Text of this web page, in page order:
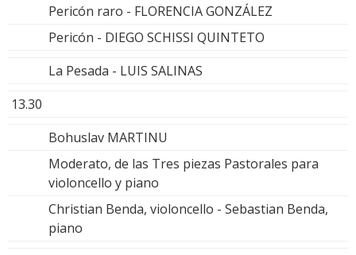
Pericón raro - FLORENCIA GONZÁLEZ
Pericón - DIEGO SCHISSI QUINTETO
La Pesada - LUIS SALINAS
13.30
Bohuslav MARTINU
Moderato, de las Tres piezas Pastorales para
violoncello y piano
Christian Benda, violoncello - Sebastian Benda,
piano